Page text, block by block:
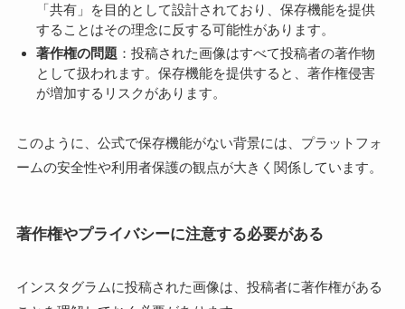
「共有」を目的として設計されており、保存機能を提供
することはその理念に反する可能性があります。
著作権の問題 ：投稿された画像はすべて投稿者の著作物
として扱われます。保存機能を提供すると、著作権侵害
が増加するリスクがあります。
このように、公式で保存機能がない背景には、プラットフォ
ームの安全性や利用者保護の観点が大きく関係しています。
著作権やプライバシーに注意する必要がある
インスタグラムに投稿された画像は、投稿者に著作権がある